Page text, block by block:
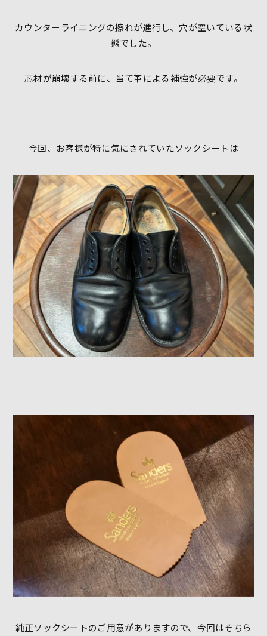
カウンターライニングの擦れが進行し、穴が空いている状
態でした。
芯材が崩壊する前に、当て革による補強が必要です。
今回、お客様が特に気にされていたソックシートは
純正ソックシートのご用意がありますので、今回はそちら